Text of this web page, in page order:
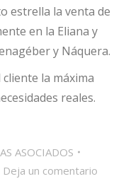
estrella la venta de
en la Eliana y
y Náquera.
la máxima
reales.
ASOCIADOS
Deja un comentario